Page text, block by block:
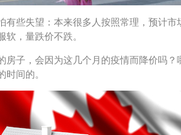
有些失望：本来很多人按照常理，预计市
，量跌价不跌。
房子，会因为这几个月的疫情而降价吗？
间的。